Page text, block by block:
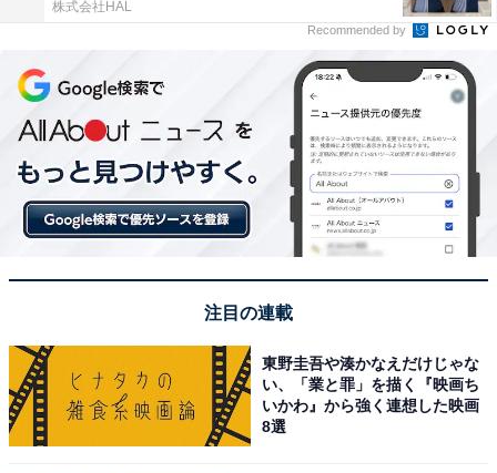
株式会社HAL
Recommended by
注目の連載
東野圭吾や湊かなえだけじゃな
い、「業と罪」を描く『映画ち
いかわ』から強く連想した映画
8選